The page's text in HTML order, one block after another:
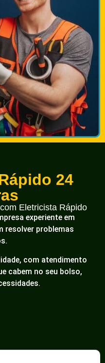
24
Eletricista Rápido
experiente em
resolver problemas
com atendimento
cabem no seu bolso,